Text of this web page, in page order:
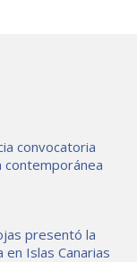
convocatoria
contemporánea
presentó la
Islas Canarias